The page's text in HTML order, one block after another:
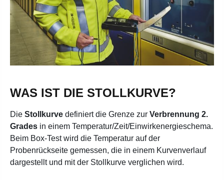
WAS IST DIE STOLLKURVE?
Die Stollkurve definiert die Grenze zur Verbrennung 2.
Grades in einem Temperatur/Zeit/Einwirkenergieschema.
Beim Box-Test wird die Temperatur auf der
Probenrückseite gemessen, die in einem Kurvenverlauf
dargestellt und mit der Stollkurve verglichen wird.